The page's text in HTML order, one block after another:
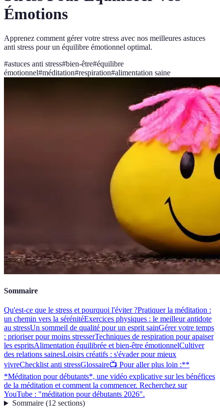
Émotions
Apprenez comment gérer votre stress avec nos meilleures astuces
anti stress pour un équilibre émotionnel optimal.
#astuces anti stress#bien-être#équilibre
émotionnel#méditation#respiration#alimentation saine
Sommaire
Qu'est-ce que le stress et pourquoi l'éviter ?Pratiquer la méditation :
un chemin vers la sérénitéExercices physiques : le meilleur antidote
au stressUn sommeil de qualité pour un esprit sainGérer votre temps
: prioriser pour moins stresserTechniques de respiration pour apaiser
les espritsAlimentation équilibrée et bien-être émotionnelCultiver
des relations sainesLoisirs créatifs : s'évader pour mieux
vivreChecklist anti stressGlossaire📺 Pour aller plus loin :**
*Méditation pour débutants*, une vidéo explicative sur les bénéfices
de la méditation et comment la commencer. Recherchez sur
YouTube : "méditation pour débutants 2026".
Sommaire(12 sections)